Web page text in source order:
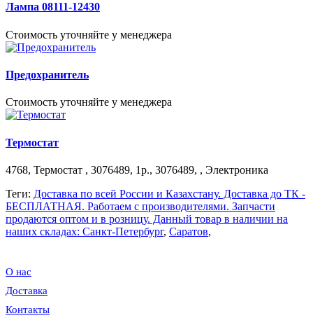
Лампа 08111-12430
Стоимость уточняйте у менеджера
Предохранитель
Стоимость уточняйте у менеджера
Термостат
4768, Термостат , 3076489, 1р., 3076489, , Электроника
Теги: Доставка по всей России и Казахстану. Доставка до ТК -
БЕСПЛАТНАЯ. Работаем c производителями. Запчасти
продаются оптом и в розницу. Данный товар в наличии на
наших складах: Санкт-Петербург, Саратов,
О нас
Доставка
Контакты